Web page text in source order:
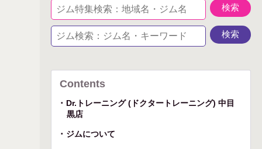
Contents
Dr.トレーニング (ドクタートレーニング) 中目
黒店
ジムについて